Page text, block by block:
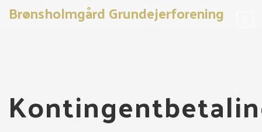
Brønsholmgård Grundejerforening